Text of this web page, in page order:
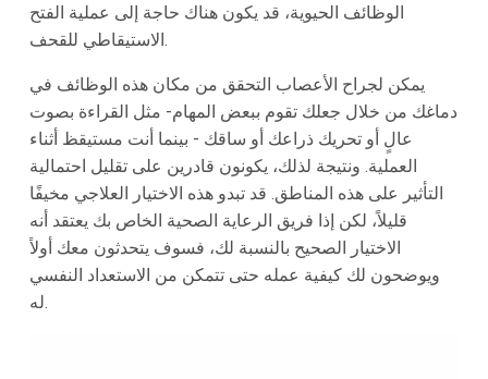
الوظائف الحيوية، قد يكون هناك حاجة إلى عملية الفتح
الاستيقاطي للقحف.
يمكن لجراح الأعصاب التحقق من مكان هذه الوظائف في
دماغك من خلال جعلك تقوم ببعض المهام- مثل القراءة بصوت
عالٍ أو تحريك ذراعك أو ساقك - بينما أنت مستيقظ أثناء
العملية. ونتيجة لذلك، يكونون قادرين على تقليل احتمالية
التأثير على هذه المناطق. قد تبدو هذه الاختيار العلاجي مخيفًا
قليلاً، لكن إذا فريق الرعاية الصحية الخاص بك يعتقد أنه
الاختيار الصحيح بالنسبة لك، فسوف يتحدثون معك أولاً
ويوضحون لك كيفية عمله حتى تتمكن من الاستعداد النفسي
له.